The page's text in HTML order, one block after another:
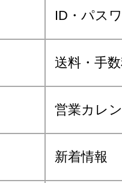
ID・パス
送料・手
営業カレ
新着情報